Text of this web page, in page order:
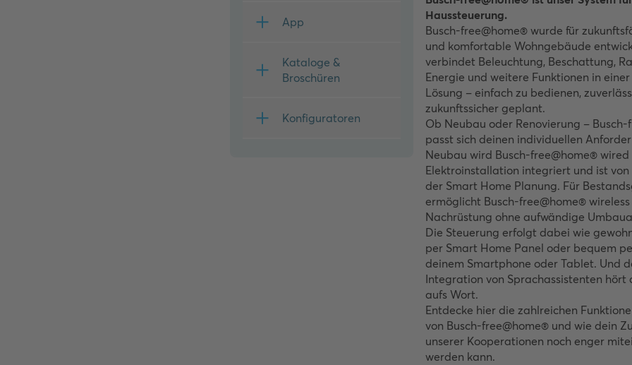
App
Kataloge &
Broschüren
Konfiguratoren
Haussteuerung.
Busch-free@home® wurde für
und komfortable Wohngebäude
verbindet Beleuchtung, Beschattung,
Energie und weitere Funktionen in
Lösung – einfach zu bedienen,
zukunftssicher geplant.
Ob Neubau oder Renovierung – Busch-
passt sich deinen individuellen
Neubau wird Busch-free@home®
Elektroinstallation integriert und ist von
der Smart Home Planung. Für
ermöglicht Busch-free@home®
Nachrüstung ohne aufwändige
Die Steuerung erfolgt dabei wie
per Smart Home Panel oder bequem
deinem Smartphone oder Tablet. Und
Integration von Sprachassistenten hört
aufs Wort.
Entdecke hier die zahlreichen
von Busch-free@home® und wie dein
unserer Kooperationen noch enger
werden kann.